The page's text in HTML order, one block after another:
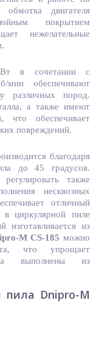
двигателя
покрытием
нежелательные
в сочетании с
обеспечивают
различных пород.
а также имеют
что обеспечивает
повреждений.
благодаря
до 45 градусов.
также
несквозных
отличный
в циркулярной пиле
из
M CS-185 можно
что упрощает
выполнены из
пила Dnipro-M